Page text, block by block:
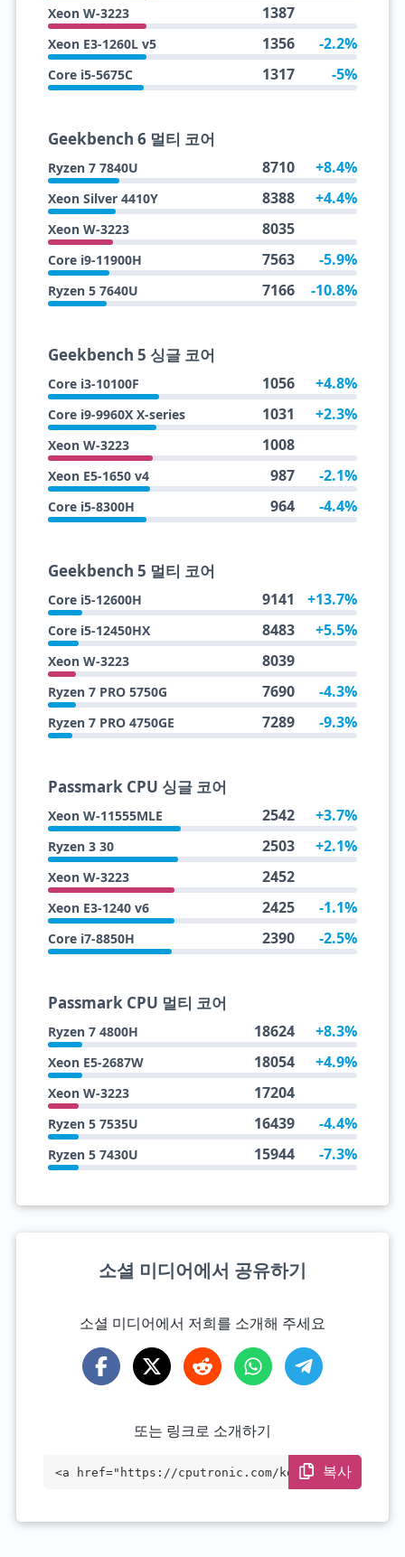
Xeon W-3223 1387
Xeon E3-1260L v5 1356 -2.2%
Core i5-5675C 1317 -5%
Geekbench 6 멀티 코어
Ryzen 7 7840U 8710 +8.4%
Xeon Silver 4410Y 8388 +4.4%
Xeon W-3223 8035
Core i9-11900H 7563 -5.9%
Ryzen 5 7640U 7166 -10.8%
Geekbench 5 싱글 코어
Core i3-10100F 1056 +4.8%
Core i9-9960X X-series 1031 +2.3%
Xeon W-3223 1008
Xeon E5-1650 v4 987 -2.1%
Core i5-8300H 964 -4.4%
Geekbench 5 멀티 코어
Core i5-12600H 9141 +13.7%
Core i5-12450HX 8483 +5.5%
Xeon W-3223 8039
Ryzen 7 PRO 5750G 7690 -4.3%
Ryzen 7 PRO 4750GE 7289 -9.3%
Passmark CPU 싱글 코어
Xeon W-11555MLE 2542 +3.7%
Ryzen 3 30 2503 +2.1%
Xeon W-3223 2452
Xeon E3-1240 v6 2425 -1.1%
Core i7-8850H 2390 -2.5%
Passmark CPU 멀티 코어
Ryzen 7 4800H 18624 +8.3%
Xeon E5-2687W 18054 +4.9%
Xeon W-3223 17204
Ryzen 5 7535U 16439 -4.4%
Ryzen 5 7430U 15944 -7.3%
소셜 미디어에서 공유하기
소셜 미디어에서 저희를 소개해 주세요
또는 링크로 소개하기
<a href="https://cputronic.com/ko/cpu/in
복사